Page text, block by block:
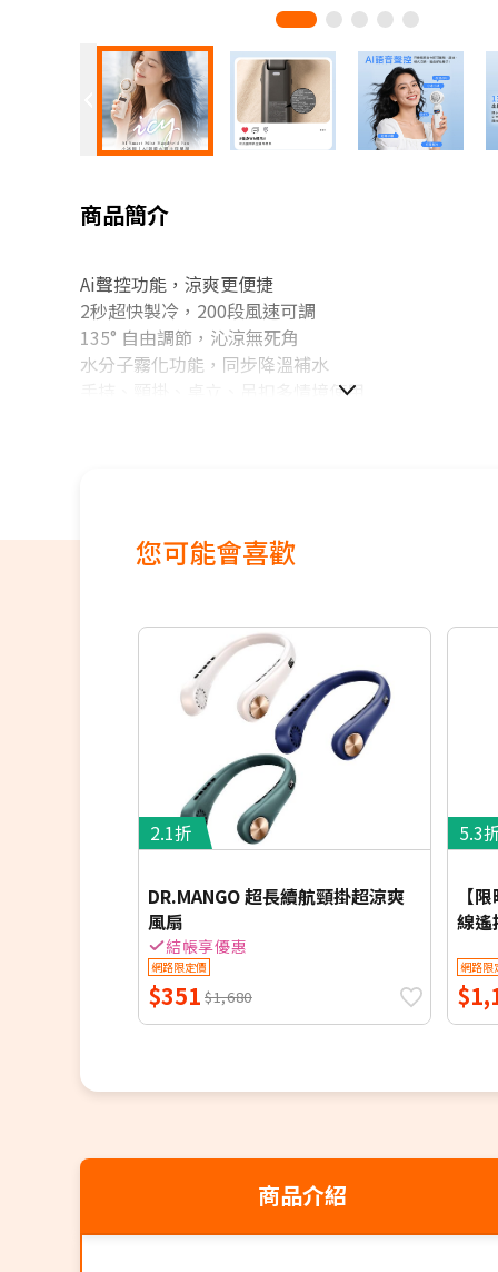
商品簡介
Ai聲控功能，涼爽更便捷
2秒超快製冷，200段風速可調
135° 自由調節，沁涼無死角
水分子霧化功能，同步降溫補水
手持、頸掛、桌立、吊扣多情境使用
您可能會喜歡
2.1折
DR.MANGO 超長續航頸掛超涼爽
風扇
結帳享優惠
網路限定價
$351 $1,680
5.3
【
線遙
網路限
商品介紹